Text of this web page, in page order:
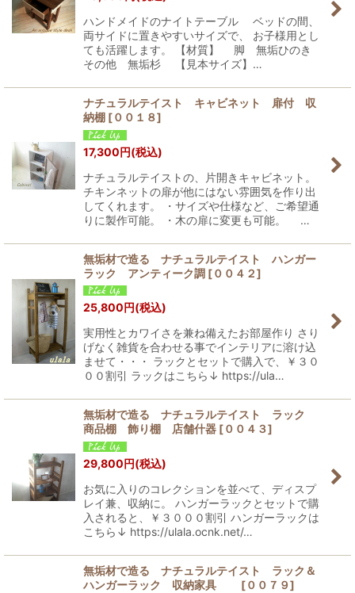
ハンドメイドのナイトテーブル ベッドの間、
両サイドに置きやすいサイズで、 お子様用とし
ても活躍します。 【材質】 脚 無垢ひのき
その他 無垢杉 【見本サイズ】…
ナチュラルテイスト キャビネット 扉付 収
納棚 [００１８]
17,300円(税込)
ナチュラルテイストの、片開きキャビネット。
チキンネットの扉が他にはない雰囲気を作り出
してくれます。 ・サイズや仕様など、ご希望通
りに製作可能。 ・木の扉に変更も可能。 …
無垢材で造る ナチュラルテイスト ハンガー
ラック アンティーク調 [００４２]
25,800円(税込)
実用性とカワイさを兼ね備えたお部屋作り さり
げなく雑貨を合わせる事でインテリアに溶け込
ませて・・・ ラックとセットで購入で、￥３０
００割引 ラックはこちら↓ https://ula…
無垢材で造る ナチュラルテイスト ラック
商品棚 飾り棚 店舗什器 [００４３]
29,800円(税込)
お気に入りのコレクションを並べて、ディスプ
レイ兼、収納に。 ハンガーラックとセットで購
入されると、￥３０００割引 ハンガーラックは
こちら↓ https://ulala.ocnk.net/…
無垢材で造る ナチュラルテイスト ラック＆
ハンガーラック 収納家具
[００７９]